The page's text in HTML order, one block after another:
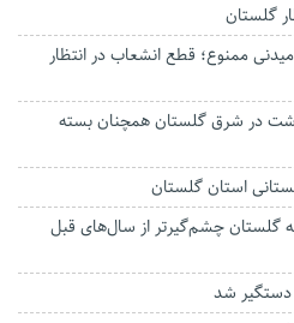
گلستان
ممنوع؛ قطع انشعاب در انتظار
مینودشت در شرق گلستان همچنان بسته
استان گلستان
گلستان چشم‌گیرتر از سال‌های قبل
دستگیر شد